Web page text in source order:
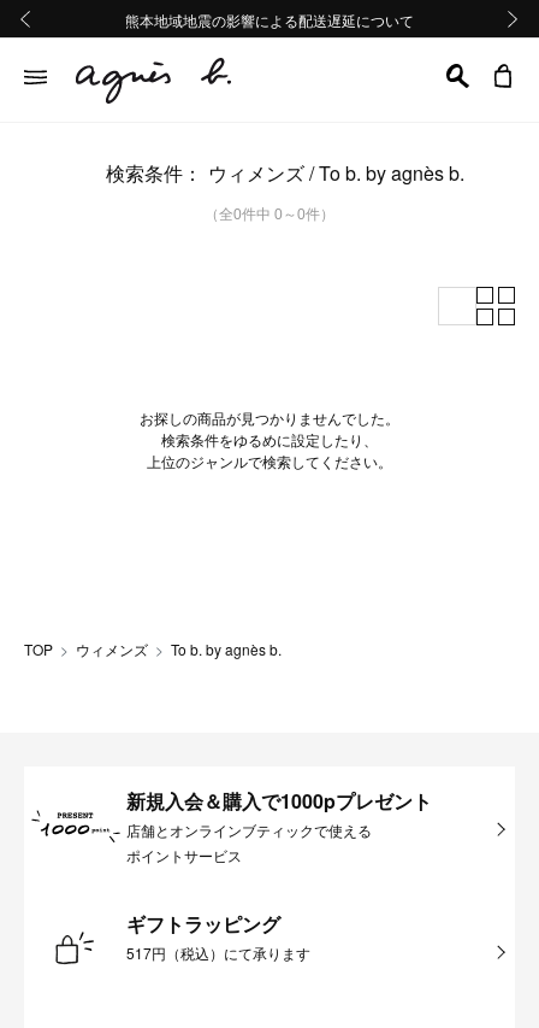
熊本地域地震の影響による配送遅延について
Summer Sale 2buy10%OFF!!
熊本地域地震の影響による配送遅延について
Summer Sale 2buy10%OFF!!
検索条件： ウィメンズ To b. by agnès b.
（全0件中 0～0件）
お探しの商品が見つかりませんでした。
検索条件をゆるめに設定したり、
上位のジャンルで検索してください。
TOP ウィメンズ To b. by agnès b.
新規入会＆購入で1000pプレゼント
店舗とオンラインブティックで使える
ポイントサービス
ギフトラッピング
517円（税込）にて承ります